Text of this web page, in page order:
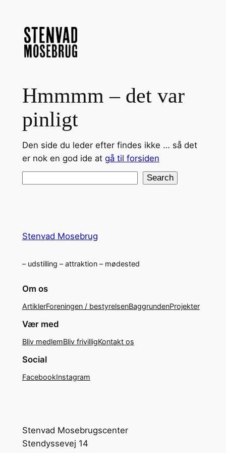
indhold
Hmmmm – det var
pinligt
Den side du leder efter findes ikke … så det
er nok en god ide at gå til forsiden
Search
Stenvad Mosebrug
– udstilling – attraktion – mødested
Om os
ArtiklerForeningen / bestyrelsenBaggrundenProjekter
Vær med
Bliv medlemBliv frivilligKontakt os
Social
FacebookInstagram
Stenvad Mosebrugscenter
Stendyssevej 14